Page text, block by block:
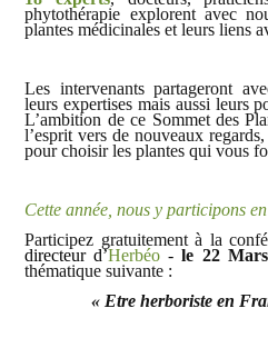
phytothérapie explorent avec
plantes médicinales et leurs liens
Les intervenants partageront
leurs expertises mais aussi leurs
L’ambition de ce Sommet des
l’esprit vers de nouveaux
pour choisir les plantes qui vous
Cette année, nous y participons
Participez gratuitement à la
directeur d’Herbéo- le 22
thématique suivante :
« Etre herboriste en